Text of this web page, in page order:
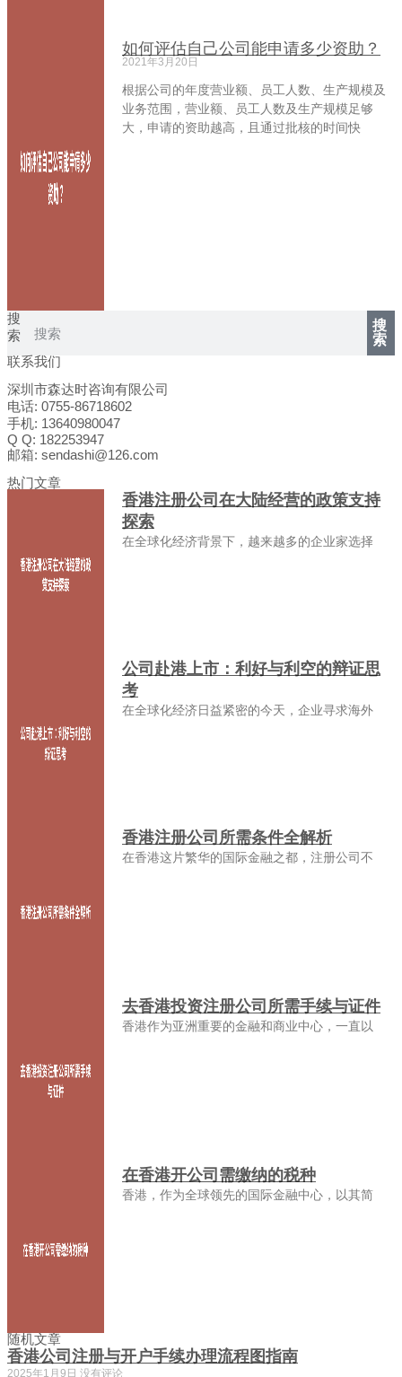
如何评估自己公司能申请多少资助？
2021年3月20日
根据公司的年度营业额、员工人数、生产规模及
业务范围，营业额、员工人数及生产规模足够
大，申请的资助越高，且通过批核的时间快
搜
索
搜
索
联系我们
深圳市森达时咨询有限公司
电话: 0755-86718602
手机: 13640980047
Q Q: 182253947
邮箱: sendashi@126.com
热门文章
香港注册公司在大陆经营的政策支持
探索
在全球化经济背景下，越来越多的企业家选择
公司赴港上市：利好与利空的辩证思
考
在全球化经济日益紧密的今天，企业寻求海外
香港注册公司所需条件全解析
在香港这片繁华的国际金融之都，注册公司不
去香港投资注册公司所需手续与证件
香港作为亚洲重要的金融和商业中心，一直以
在香港开公司需缴纳的税种
香港，作为全球领先的国际金融中心，以其简
随机文章
香港公司注册与开户手续办理流程图指南
2025年1月9日 没有评论